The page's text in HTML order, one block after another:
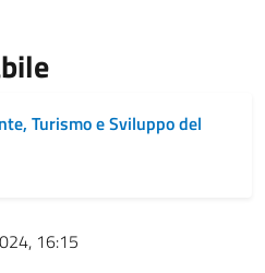
Turismo e Sviluppo del
16:15